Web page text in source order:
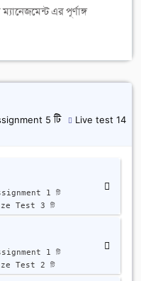
এর পূর্ণাঙ্গ
5 টি
Live test 14
1 টি
Test 3 টি
1 টি
Test 2 টি